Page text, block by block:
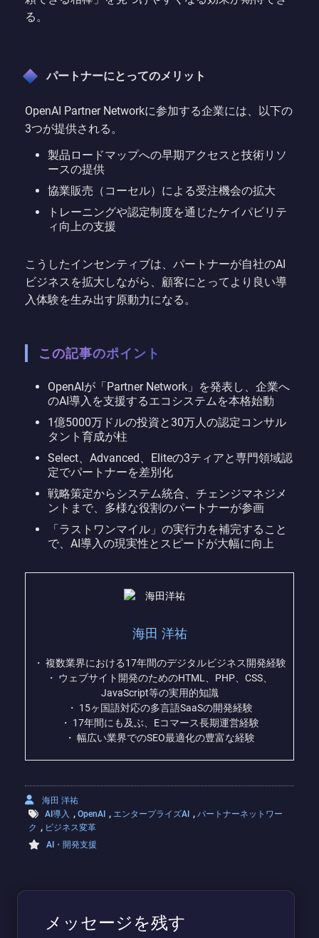
る。
パートナーにとってのメリット
OpenAI Partner Networkに参加する企業には、以下の
3つが提供される。
製品ロードマップへの早期アクセスと技術リソ
ースの提供
協業販売（コーセル）による受注機会の拡大
トレーニングや認定制度を通じたケイパビリテ
ィ向上の支援
こうしたインセンティブは、パートナーが自社のAI
ビジネスを拡大しながら、顧客にとってより良い導
入体験を生み出す原動力になる。
この記事のポイント
OpenAIが「Partner Network」を発表し、企業へ
のAI導入を支援するエコシステムを本格始動
1億5000万ドルの投資と30万人の認定コンサル
タント育成が柱
Select、Advanced、Eliteの3ティアと専門領域認
定でパートナーを差別化
戦略策定からシステム統合、チェンジマネジメ
ントまで、多様な役割のパートナーが参画
「ラストワンマイル」の実行力を補完すること
で、AI導入の現実性とスピードが大幅に向上
海田 洋祐
・ 複数業界における17年間のデジタルビジネス開発経験
・ ウェブサイト開発のためのHTML、PHP、CSS、
JavaScript等の実用的知識
・ 15ヶ国語対応の多言語SaaSの開発経験
・ 17年間にも及ぶ、Eコマース長期運営経験
・ 幅広い業界でのSEO最適化の豊富な経験
海田 洋祐
AI導入
, OpenAI , エンタープライズAI , パートナーネットワー
ク , ビジネス変革
AI・開発支援
メッセージを残す